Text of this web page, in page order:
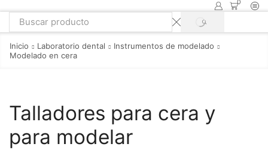
0
Inicio Laboratorio dental
Instrumentos de modelado
Modelado en cera
Talladores para cera y
para modelar